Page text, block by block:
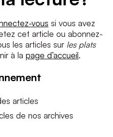
vous si vous avez
cet article ou abonnez-
les articles sur les plats
à la page d’accueil.
articles
de nos archives
etla politique de confidentialité